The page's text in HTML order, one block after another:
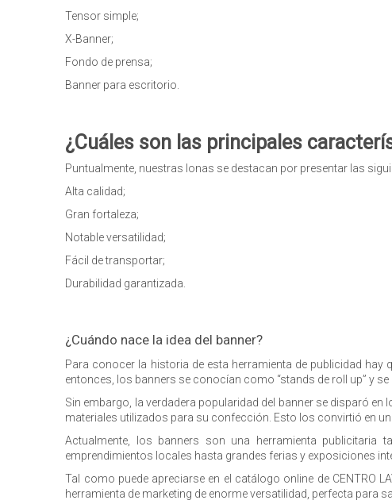
Tensor simple;
X-Banner;
Fondo de prensa;
Banner para escritorio.
¿Cuáles son las principales
Puntualmente, nuestras lonas se destacan por presentar las
Alta calidad;
Gran fortaleza;
Notable versatilidad;
Fácil de transportar;
Durabilidad garantizada.
¿Cuándo nace la idea del banner?
Para conocer la historia de esta herramienta de publicidad
entonces, los banners se conocían como “stands de roll up” y
Sin embargo, la verdadera popularidad del banner se disparó
materiales utilizados para su confección. Esto los convirtió en
Actualmente, los banners son una herramienta
emprendimientos locales hasta grandes ferias y exposiciones
Tal como puede apreciarse en el catálogo online de CENTRO
herramienta de marketing de enorme versatilidad, perfecta para